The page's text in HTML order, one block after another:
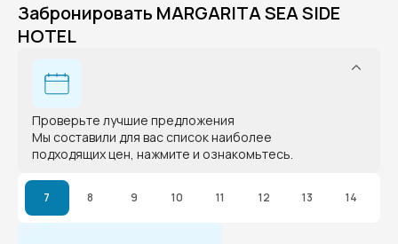
Забронировать MARGARITA SEA SIDE
HOTEL
Проверьте лучшие предложения
Мы составили для вас список наиболее
подходящих цен, нажмите и ознакомьтесь.
7 8 9 10 11 12 13 14